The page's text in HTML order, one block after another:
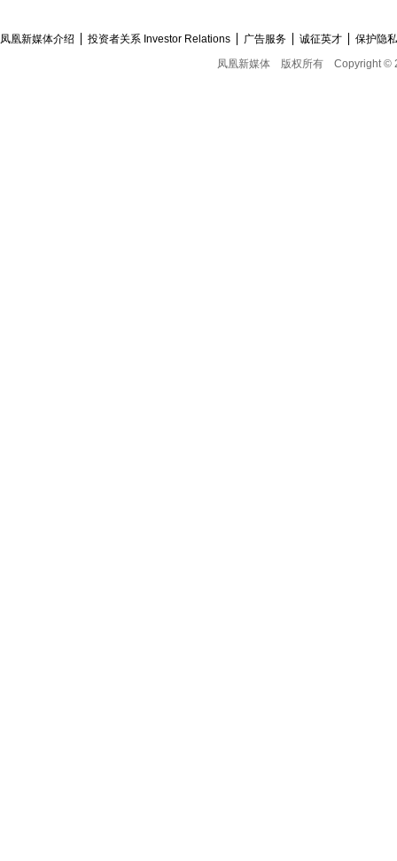
凤凰新媒体介绍 投资者关系 Investor Relations 广告服务 诚征英才
保护隐
凤凰新媒体
版权所有 Copyright ©